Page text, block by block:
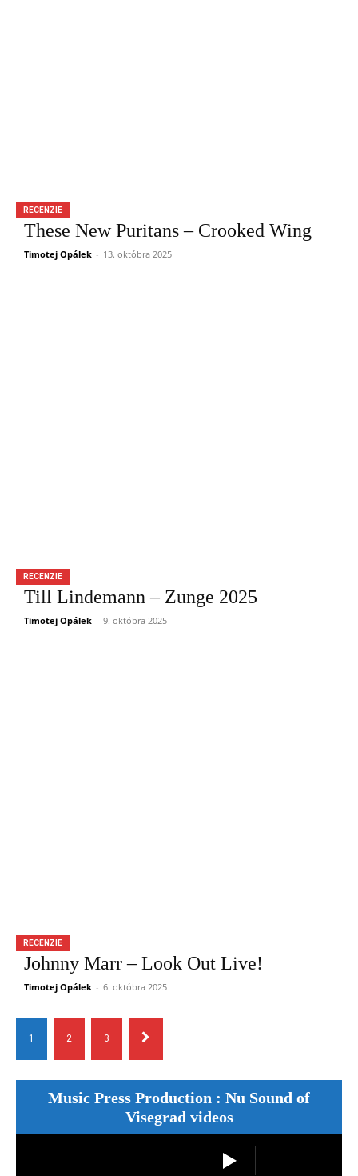
RECENZIE
These New Puritans – Crooked Wing
Timotej Opálek - 13. októbra 2025
RECENZIE
Till Lindemann – Zunge 2025
Timotej Opálek - 9. októbra 2025
RECENZIE
Johnny Marr – Look Out Live!
Timotej Opálek - 6. októbra 2025
1 2 3
Music Press Production : Nu Sound of
Visegrad videos